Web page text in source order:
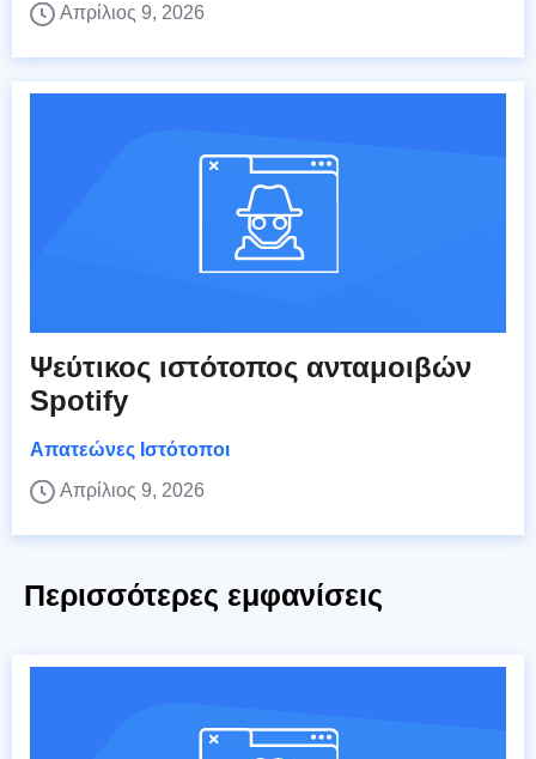
Απρίλιος 9, 2026
Ψεύτικος ιστότοπος ανταμοιβών
Spotify
Απατεώνες Ιστότοποι
Απρίλιος 9, 2026
Περισσότερες εμφανίσεις